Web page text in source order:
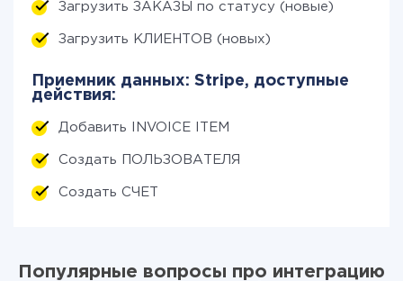
Загрузить ЗАКАЗЫ по статусу (новые)
Загрузить КЛИЕНТОВ (новых)
Приемник данных: Stripe, доступные
действия:
Добавить INVOICE ITEM
Создать ПОЛЬЗОВАТЕЛЯ
Создать СЧЕТ
Популярные вопросы про интеграцию